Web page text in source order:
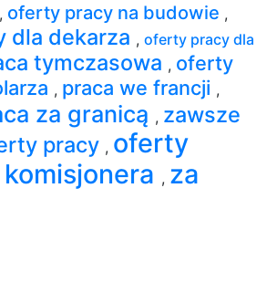
, oferty pracy na budowie ,
dla dekarza , oferty pracy dla
tymczasowa , oferty
, praca we francji ,
za granicą , zawsze
pracy , oferty
, za